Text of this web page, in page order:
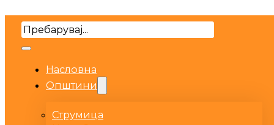
Search
Насловна
Општини
Струмица